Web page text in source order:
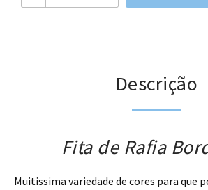
Descrição
Fita de Rafia
Muitissima variedade de cores para que